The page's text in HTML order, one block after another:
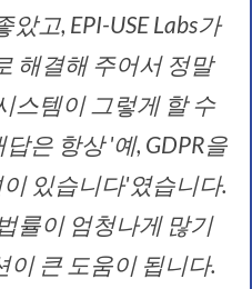
고, EPI-USE Labs가
해결해 주어서 정말
스템이 그렇게 할 수
은 항상 '예, GDPR을
있습니다'였습니다.
률이 엄청나게 많기
큰 도움이 됩니다.